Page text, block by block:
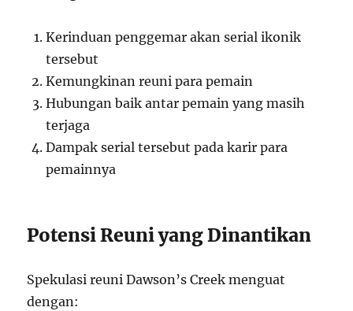
Kerinduan penggemar akan serial ikonik
tersebut
Kemungkinan reuni para pemain
Hubungan baik antar pemain yang masih
terjaga
Dampak serial tersebut pada karir para
pemainnya
Potensi Reuni yang Dinantikan
Spekulasi reuni Dawson’s Creek menguat
dengan: